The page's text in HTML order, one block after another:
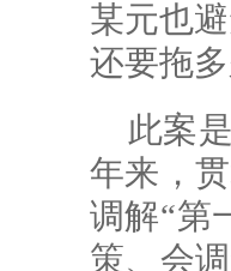
某元也
还要拖
此案
年来，
调解“第
策、会